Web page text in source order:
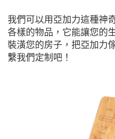
我們可以用亞加力這種神
各樣的物品，它能讓您的
裝潢您的房子，把亞加力
繫我們定制吧！